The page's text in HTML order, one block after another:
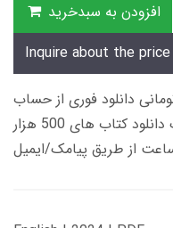
افزودن به سبدخرید
Inquire about the
کتاب های 600 هزار تومانی دانلود فوری از حساب
کاربری می باشد، و زمان تحویل لینک دانلود کتاب های 500 هزار